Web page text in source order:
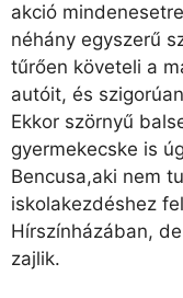
akció
néhány egyszerű
tűrően követeli a
autóit, és
Ekkor szörnyű
gyermekecske is
Bencusa,aki nem
iskolakezdéshez
Hírszínházában,
zajlik.